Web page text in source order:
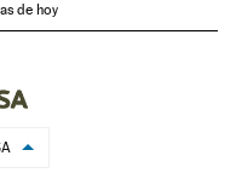
de hoy